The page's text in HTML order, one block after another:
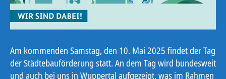
Am kommenden Samstag, den 10. Mai 2025 findet der Tag
der Städtebauförderung statt. An dem Tag wird bundesweit
und auch bei uns in Wuppertal aufgezeigt, was im Rahmen